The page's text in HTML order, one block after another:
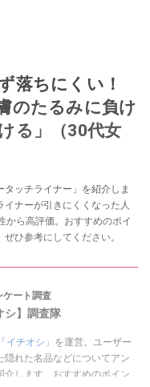
落ちにくい！
のたるみに負け
る」（30代女
タッチライナー」を紹介しま
ナーが引きにくくなった人
から高評価。おすすめのポイ
ひ参考にしてください。
ケート調査
シ】調査隊
イチオシ」 を運営。ユーザー
隠れた名品などについてアン
します。おすすめのポイン